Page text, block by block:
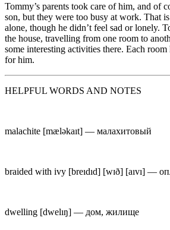
Tommy’s parents took care of him, and of
son, but they were too busy at work. That
alone, though he didn’t feel sad or lonely.
the house, travelling from one room to
some interesting activities there. Each room
for him.
HELPFUL WORDS AND NOTES
malachite [mæləkaıt] — малахитовый
braided with ivy [breıdıd] [wɪð] [aıvı] —
dwelling [dwelıŋ] — дом, жилище